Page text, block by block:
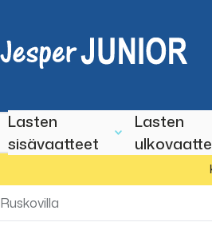
Lasten
sisävaatteet
Lasten
Ruskovilla